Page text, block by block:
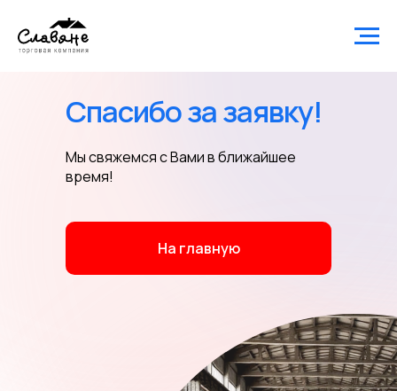
На главную
Мы свяжемся с Вами в ближайшее
время!
Спасибо за заявку!